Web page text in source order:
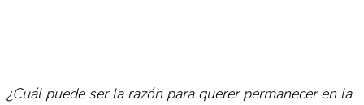
¿Cuál puede ser la razón para querer permanecer en la